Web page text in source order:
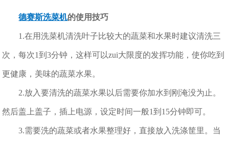
德赛斯洗菜机的使用技巧
1.在用洗菜机清洗叶子比较大的蔬菜和水果时建议清洗三
次，每次1到3分钟，这样可以zui大限度的发挥功能，使你吃到
更健康，美味的蔬菜水果。
2.放入要清洗的蔬菜水果以后需要你加水到刚淹没为止。
然后盖上盖子，插上电源，设定时间一般1到15分钟即可。
3.需要洗的蔬菜或者水果整理好，直接放入洗涤筐里。当